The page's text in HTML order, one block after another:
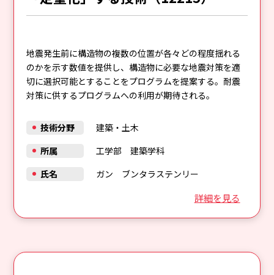
地震発生前に構造物の複数の位置が各々どの程度揺れる
のかを示す数値を提供し、構造物に必要な地震対策を適
切に選択可能とすることをプログラムを提案する。耐震
対策に供するプログラムへの利用が期待される。
詳細を見る
技術分野
建築・土木
所属
工学部 建築学科
氏名
ガン ブンタラステンリー